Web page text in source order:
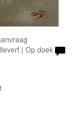
| Op doek